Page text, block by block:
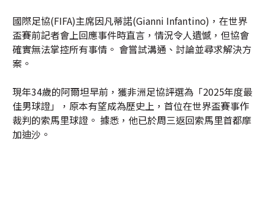
國際足協(FIFA)主席因凡蒂諾(Gianni Infantino)，在世界
盃賽前記者會上回應事件時直言，情況令人遺憾，但協會
確實無法掌控所有事情。 會嘗試溝通、討論並尋求解決方
案。
現年34歲的阿爾坦早前，獲非洲足協評選為「2025年度最
佳男球證」，原本有望成為歷史上，首位在世界盃賽事作
裁判的索馬里球證。 據悉，他已於周三返回索馬里首都摩
加迪沙。